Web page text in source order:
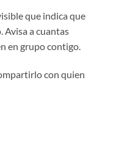
que indica que
Avisa a cuantas
en grupo contigo.
con quien